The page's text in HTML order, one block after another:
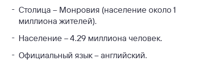
Столица – Монровия (население около 1
миллиона жителей).
Население – 4.29 миллиона человек.
Официальный язык – английский.